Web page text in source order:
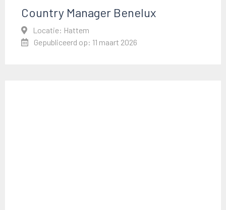
Country Manager Benelux
Locatie: Hattem
Gepubliceerd op: 11 maart 2026